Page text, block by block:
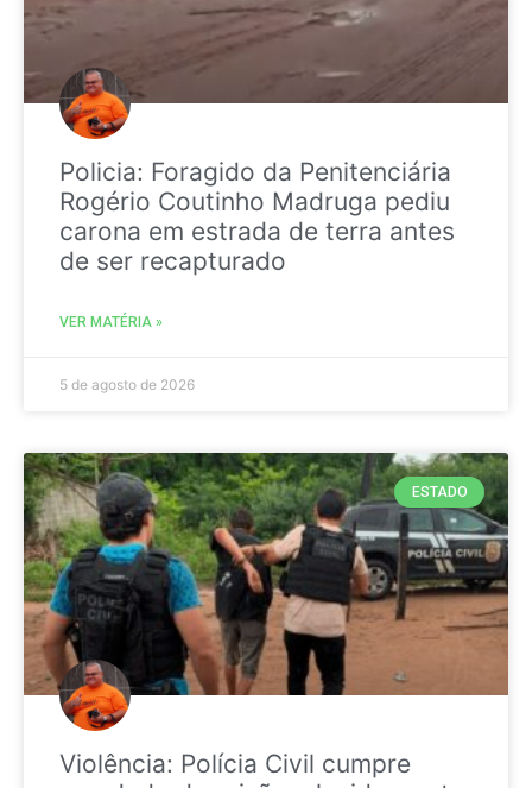
Policia: Foragido da Penitenciária
Rogério Coutinho Madruga pediu
carona em estrada de terra antes
de ser recapturado
VER MATÉRIA »
5 de agosto de 2026
ESTADO
Violência: Polícia Civil cumpre